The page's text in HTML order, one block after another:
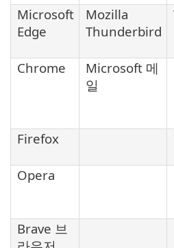
Microsoft
Edge
Mozilla
Thunderbird
Chrome
Microsoft 메
일
Firefox
Opera
Brave 브